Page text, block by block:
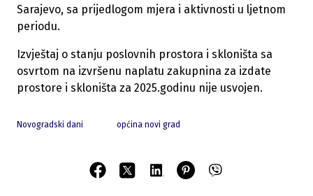
Sarajevo, sa prijedlogom mjera i aktivnosti u ljetnom
periodu.
Izvještaj o stanju poslovnih prostora i skloništa sa
osvrtom na izvršenu naplatu zakupnina za izdate
prostore i skloništa za 2025.godinu nije usvojen.
Novogradski dani općina novi grad